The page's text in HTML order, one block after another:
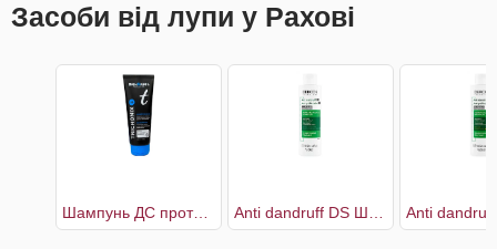
Засоби від лупи у Рахові
Шампунь ДС проти легкої і помірної лупи